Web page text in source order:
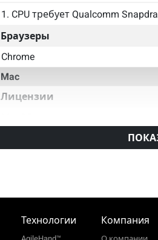
1. CPU требует Qualcomm
Браузеры
Chrome
Mac
Лицензии
Технологии Компания